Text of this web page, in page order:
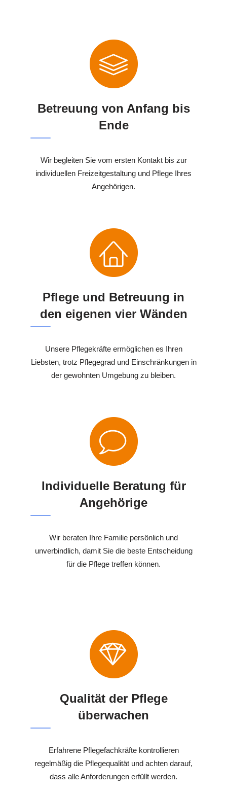
Betreuung von Anfang bis
Ende
Wir begleiten Sie vom ersten Kontakt bis zur
individuellen Freizeitgestaltung und Pflege Ihres
Angehörigen.
Pflege und Betreuung in
den eigenen vier Wänden
Unsere Pflegekräfte ermöglichen es Ihren
Liebsten, trotz Pflegegrad und Einschränkungen in
der gewohnten Umgebung zu bleiben.
Individuelle Beratung für
Angehörige
Wir beraten Ihre Familie persönlich und
unverbindlich, damit Sie die beste Entscheidung
für die Pflege treffen können.
Qualität der Pflege
überwachen
Erfahrene Pflegefachkräfte kontrollieren
regelmäßig die Pflegequalität und achten darauf,
dass alle Anforderungen erfüllt werden.